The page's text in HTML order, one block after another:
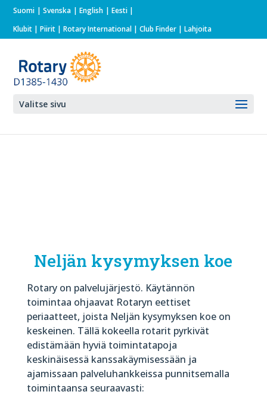
Suomi Svenska English
Eesti
Klubit |Piirit |Rotary International | Club Finder | Lahjoita
Valitse sivu
Neljän kysymyksen koe
Rotary on palvelujärjestö. Käytännön
toimintaa ohjaavat Rotaryn eettiset
periaatteet, joista Neljän kysymyksen koe on
keskeinen. Tällä kokeella rotarit pyrkivät
edistämään hyviä toimintatapoja
keskinäisessä kanssakäymisessään ja
ajamissaan palveluhankkeissa punnitsemalla
toimintaansa seuraavasti: